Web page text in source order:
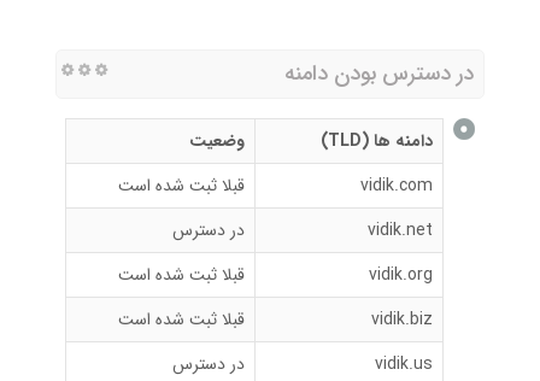
در دسترس بودن دامنه
دامنه ها (TLD)
وضعیت
vidik.com
قبلا ثبت شده است
vidik.net
در دسترس
vidik.org
قبلا ثبت شده است
vidik.biz
قبلا ثبت شده است
vidik.us
در دسترس